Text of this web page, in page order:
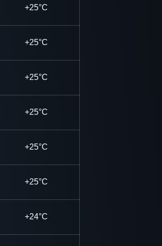
+25°C
+25°C
+25°C
+25°C
+25°C
+25°C
+24°C